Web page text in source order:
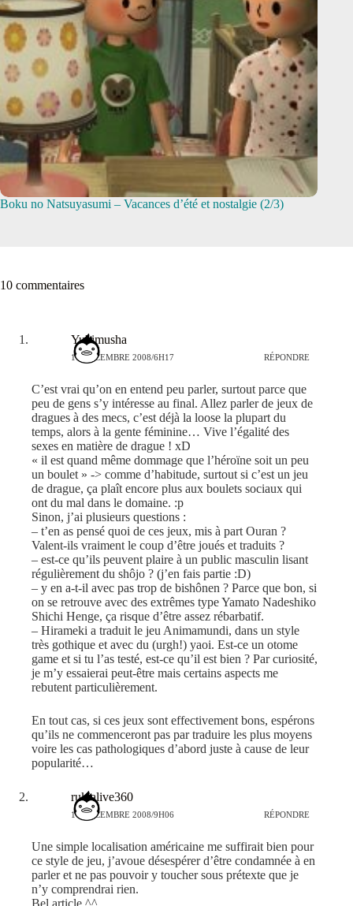
Boku no Natsuyasumi – Vacances d’été et nostalgie (2/3)
10 commentaires
Yukimusha
16 DÉCEMBRE 2008/6H17 RÉPONDRE
C’est vrai qu’on en entend peu parler, surtout parce que
peu de gens s’y intéresse au final. Allez parler de jeux de
dragues à des mecs, c’est déjà la loose la plupart du
temps, alors à la gente féminine… Vive l’égalité des
sexes en matière de drague ! xD
« il est quand même dommage que l’héroïne soit un peu
un boulet » -> comme d’habitude, surtout si c’est un jeu
de drague, ça plaît encore plus aux boulets sociaux qui
ont du mal dans le domaine. :p
Sinon, j’ai plusieurs questions :
– t’en as pensé quoi de ces jeux, mis à part Ouran ?
Valent-ils vraiment le coup d’être joués et traduits ?
– est-ce qu’ils peuvent plaire à un public masculin lisant
régulièrement du shôjo ? (j’en fais partie :D)
– y en a-t-il avec pas trop de bishônen ? Parce que bon, si
on se retrouve avec des extrêmes type Yamato Nadeshiko
Shichi Henge, ça risque d’être assez rébarbatif.
– Hirameki a traduit le jeu Animamundi, dans un style
très gothique et avec du (urgh!) yaoi. Est-ce un otome
game et si tu l’as testé, est-ce qu’il est bien ? Par curiosité,
je m’y essaierai peut-être mais certains aspects me
rebutent particulièrement.
En tout cas, si ces jeux sont effectivement bons, espérons
qu’ils ne commenceront pas par traduire les plus moyens
voire les cas pathologiques d’abord juste à cause de leur
popularité…
rukialive360
16 DÉCEMBRE 2008/9H06 RÉPONDRE
Une simple localisation américaine me suffirait bien pour
ce style de jeu, j’avoue désespérer d’être condamnée à en
parler et ne pas pouvoir y toucher sous prétexte que je
n’y comprendrai rien.
Bel article ^^